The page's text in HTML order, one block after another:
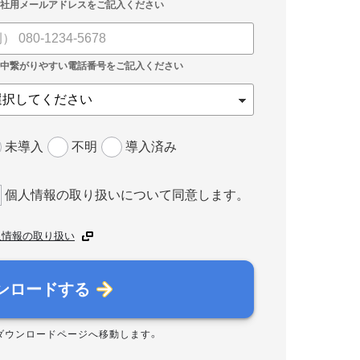
未導入 不明 導入済み
個人情報の取り扱いについて同意します。
報の取り扱い
ロードする
ウンロードページへ移動します。